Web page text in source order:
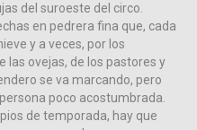
del suroeste del circo.
en pedrera fina que, cada
y a veces, por los
las ovejas, de los pastores y
se va marcando, pero
poco acostumbrada.
de temporada, hay que